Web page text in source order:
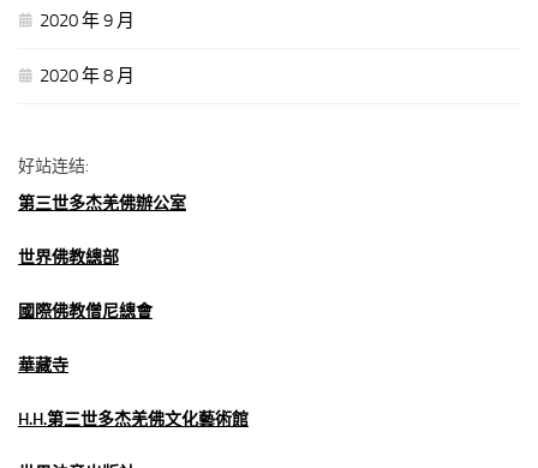
2020 年 9 月
2020 年 8 月
好站连结:
第三世多杰羌佛辦公室
世界佛教總部
國際佛教僧尼總會
華藏寺
H.H.第三世多杰羌佛文化藝術館